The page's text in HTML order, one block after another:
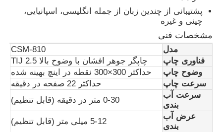
کارخانه تور
کنترل کیفیت
تماس با ما
اخبار
پشتیبانی از چندین زبان از جمله انگلیسی، اسپانیایی،
چینی و غیره
مشخصات فنی
مدل
CSM-810
فناوری چاپ
چاپگر جوهر افشان با وضوح بالا TIJ 2.5
وضوح چاپ
حداکثر 300×300 نقطه در اینچ بهینه شده
سرعت چاپ
حداکثر 22 صفحه در دقیقه
سرعت آب
بندی
0-30 متر در دقیقه (قابل تنظیم)
عرض آب
بندی
5-12 میلی متر (قابل تنظیم)